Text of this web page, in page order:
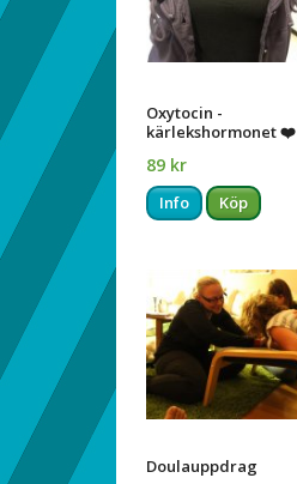
Oxytocin -
kärlekshormonet ❤️
89 kr
Info Köp
Doulauppdrag